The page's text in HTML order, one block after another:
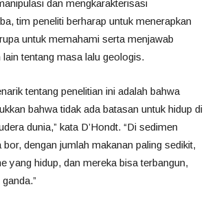
dan mengkarakterisasi
tim peneliti berharap untuk menerapkan
untuk memahami serta menjawab
tentang masa lalu geologis.
tentang penelitian ini adalah bahwa
bahwa tidak ada batasan untuk hidup di
dunia,” kata D’Hondt. “Di sedimen
bor, dengan jumlah makanan paling sedikit,
yang hidup, dan mereka bisa terbangun,